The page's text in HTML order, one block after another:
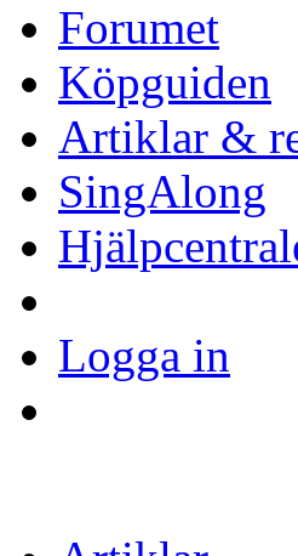
Forumet
Köpguiden
Artiklar &
SingAlong
Logga in